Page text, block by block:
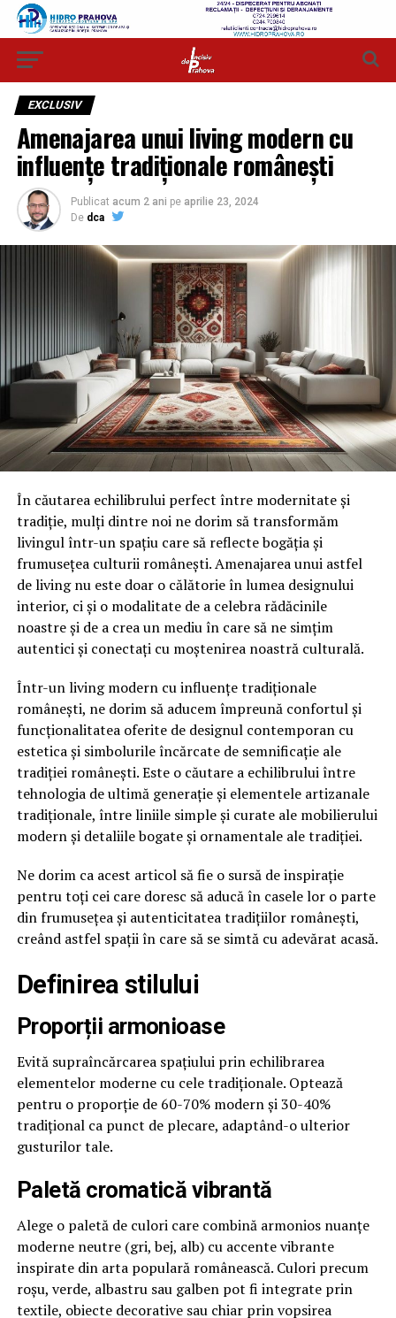
EXCLUSIV
Amenajarea unui living modern cu
influențe tradiționale românești
Publicat acum 2 ani pe aprilie 23, 2024
De dca
În căutarea echilibrului perfect între modernitate și
tradiție, mulți dintre noi ne dorim să transformăm
livingul într-un spațiu care să reflecte bogăția și
frumusețea culturii românești. Amenajarea unui astfel
de living nu este doar o călătorie în lumea designului
interior, ci și o modalitate de a celebra rădăcinile
noastre și de a crea un mediu în care să ne simțim
autentici și conectați cu moștenirea noastră culturală.
Într-un living modern cu influențe tradiționale
românești, ne dorim să aducem împreună confortul și
funcționalitatea oferite de designul contemporan cu
estetica și simbolurile încărcate de semnificație ale
tradiției românești. Este o căutare a echilibrului între
tehnologia de ultimă generație și elementele artizanale
tradiționale, între liniile simple și curate ale mobilierului
modern și detaliile bogate și ornamentale ale tradiției.
Ne dorim ca acest articol să fie o sursă de inspirație
pentru toți cei care doresc să aducă în casele lor o parte
din frumusețea și autenticitatea tradițiilor românești,
creând astfel spații în care să se simtă cu adevărat acasă.
Definirea stilului
Proporții armonioase
Evită supraîncărcarea spațiului prin echilibrarea
elementelor moderne cu cele tradiționale. Optează
pentru o proporție de 60-70% modern și 30-40%
tradițional ca punct de plecare, adaptând-o ulterior
gusturilor tale.
Paletă cromatică vibrantă
Alege o paletă de culori care combină armonios nuanțe
moderne neutre (gri, bej, alb) cu accente vibrante
inspirate din arta populară românească. Culori precum
roșu, verde, albastru sau galben pot fi integrate prin
textile, obiecte decorative sau chiar prin vopsirea